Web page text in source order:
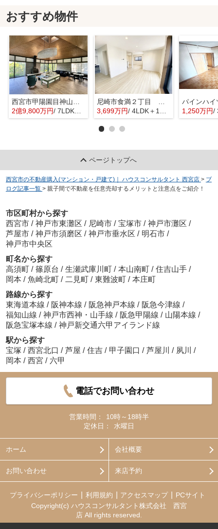
おすすめ物件
2億9,800万円/ 7LDK＋3S(納戸)
3,699万円/ 4LDK＋1S(納戸)
パインハイ
1,250万円/
ページトップへ
西宮市の不動産購入(マンション・戸建て)｜ ハウスコンサルタント 西宮店 > ブ
ログ記事一覧 > 親子間で不動産を任意売却するメリットと注意点をご紹介！
市区町村から探す
西宮市 / 神戸市東灘区 / 尼崎市 / 宝塚市 / 神戸市灘区 /
芦屋市 / 神戸市須磨区 / 神戸市垂水区 / 明石市 /
神戸市中央区
町名から探す
高須町 / 篠原台 / 生瀬武庫川町 / 本山南町 / 住吉山手 /
岡本 / 魚崎北町 / 二見町 / 東難波町 / 本庄町
路線から探す
東海道本線 / 阪神本線 / 阪急神戸本線 / 阪急今津線 /
福知山線 / 神戸市西神・山手線 / 阪急甲陽線 / 山陽本線 /
阪急宝塚本線 / 神戸新交通六甲アイランド線
駅から探す
宝塚 / 西宮北口 / 芦屋 / 住吉 / 甲子園口 / 芦屋川 / 夙川
/
岡本 / 西宮 / 六甲
電話でお問い合わせ
営業時間：
10時～18時半
定休日：
水曜日
ホーム 会社概要
お問い合わせ 来店予約
プライバシーポリシー 利用規約 アクセスマップ
PCサイト
Copyright(c) ハウスコンサルタント株式会社 西宮
店 All rights reserved.